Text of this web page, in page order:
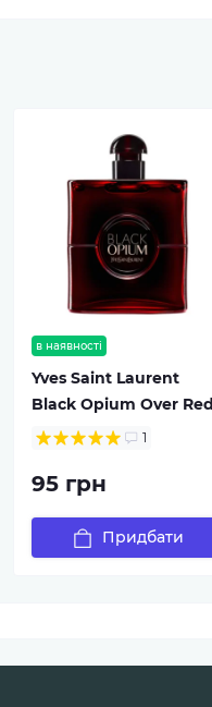
в наявності
Yves Saint Laurent
Black Opium Over Red
1
95 грн
Придбати